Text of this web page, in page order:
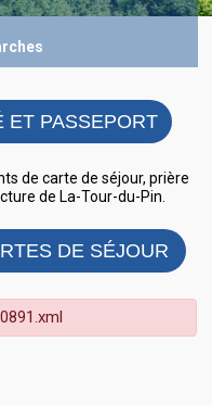
ET PASSEPORT
de carte de séjour, prière
de La-Tour-du-Pin.
DE SÉJOUR